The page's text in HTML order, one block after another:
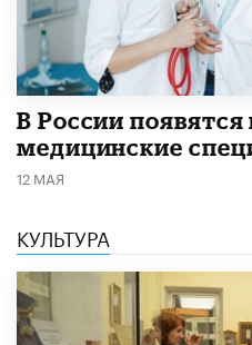
В России появятся
медицинские
12 МАЯ
КУЛЬТУРА